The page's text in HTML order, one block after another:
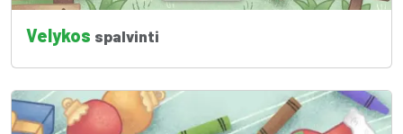
Velykos spalvinti